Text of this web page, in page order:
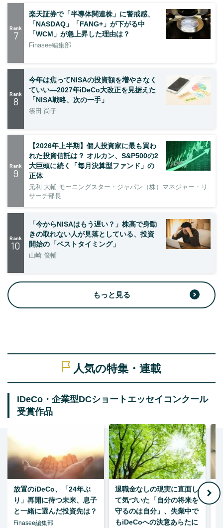
Rank
7
楽天証券で「半導体関連株」に警戒感、
「NASDAQ」「FANG+」が下がる中
「WCM」が急上昇した理由は？
Finasee編集部
Rank
8
今年は焦ってNISAの投資額を増やさなく
ていい―2027年iDeCo大改正を見据えた
「NISA戦略、次の一手」
篠田 尚子
Rank
9
【2026年上半期】個人投資家に最も買わ
れた投資信託は？ オルカン、S&P500の2
大巨頭に続く「毎月決算型ファンド」の
正体
元利 大輔 モーニングスター・ジャパン（株）マネジャー・リ
サーチ部長
Rank
10
「今からNISAはもう遅い？」株高で身動
きの取れない人が見落としている、投資
開始の「ベストタイミング」
山崎 俊輔
もっと見る
人気の特集・連載
iDeCo・企業型DCショートエッセイコンクール
受賞作品
放置のiDeCo、「24年ぶ
り」再開に待つ未来、息子
と一緒に選んだ投資先は？
Finasee編集部
退職金なしの現実に直面し
て気づいた「自分の将来を
守るのは自分」、失業中で
もiDeCoへの決意あらたに